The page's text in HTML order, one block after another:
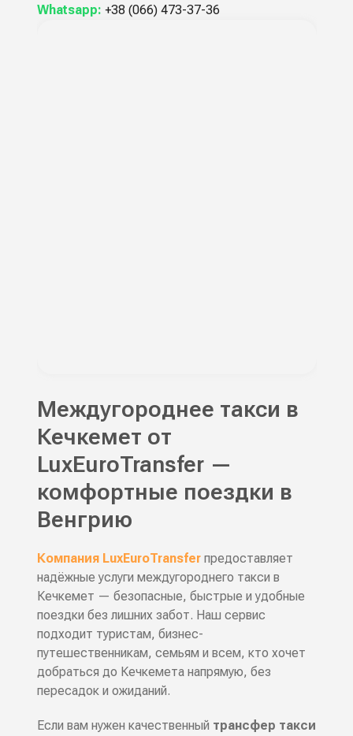
Whatsapp: +38 (066) 473-37-36
Междугороднее такси в
Кечкемет от
LuxEuroTransfer —
комфортные поездки в
Венгрию
Компания LuxEuroTransferпредоставляет
надёжные услуги междугороднего такси в
Кечкемет — безопасные, быстрые и удобные
поездки без лишних забот. Наш сервис
подходит туристам, бизнес-
путешественникам, семьям и всем, кто хочет
добраться до Кечкемета напрямую, без
пересадок и ожиданий.
Если вам нужен качественный трансфер такси